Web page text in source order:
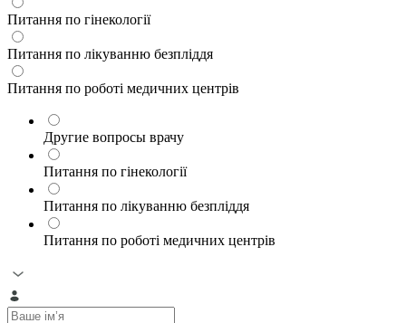
Питання по гінекології
Питання по лікуванню безпліддя
Питання по роботі медичних центрів
Другие вопросы врачу
Питання по гінекології
Питання по лікуванню безпліддя
Питання по роботі медичних центрів